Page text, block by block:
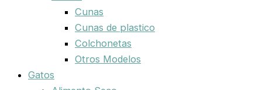
Cunas
Cunas de plastico
Colchonetas
Otros Modelos
Gatos